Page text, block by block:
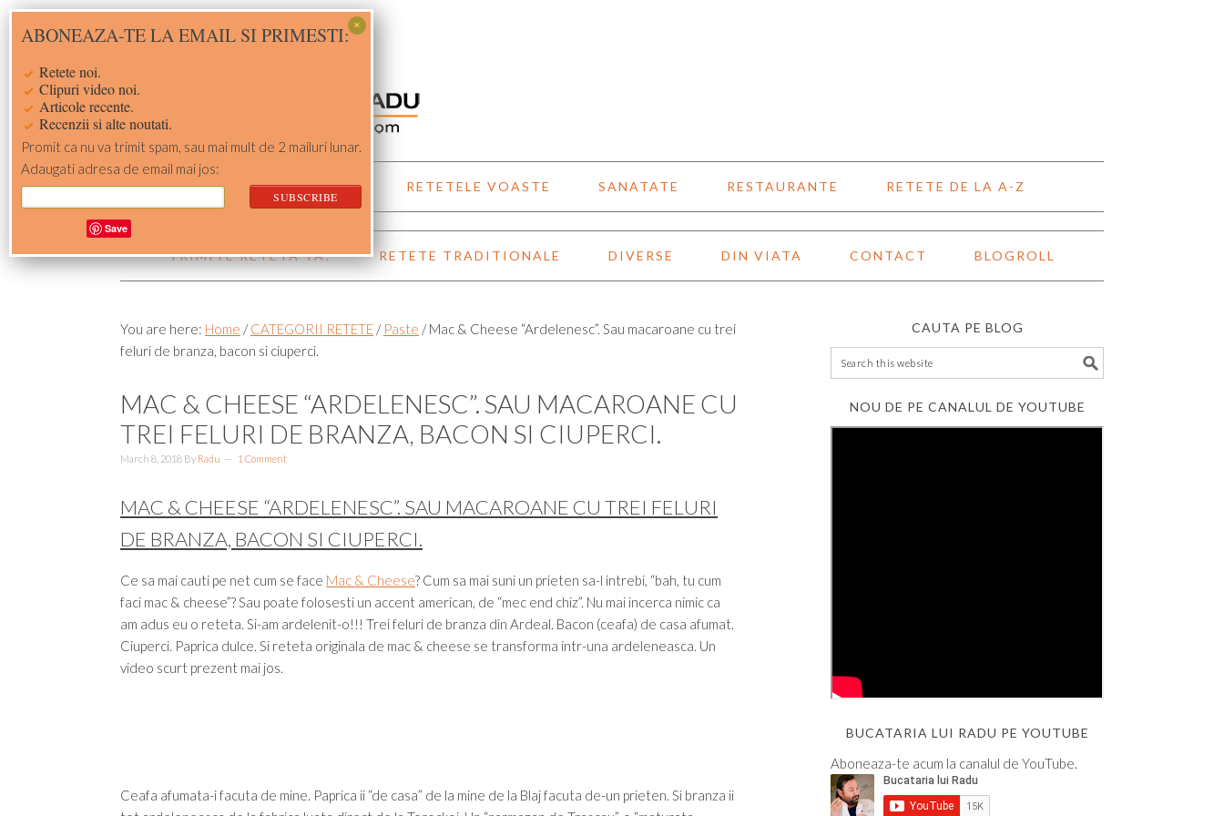
Skip
to
Skip
to
Skip
to
Skip
to
ACASA RETETE RETETELE VOASTE SANATATE RESTAURANTE RETETE DE LA A-Z
TRIMITE RETETA TA! RETETE TRADITIONALE DIVERSE DIN VIATA CONTACT BLOGROLL
You are here: Home / CATEGORII RETETE / Paste /Mac & Cheese “Ardelenesc”. Sau macaroane cu trei
feluri de branza, bacon si ciuperci.
MAC & CHEESE “ARDELENESC”. SAU MACAROANE CU
TREI FELURI DE BRANZA, BACON SI CIUPERCI.
March 8, 2018 By Radu 1 Comment
MAC & CHEESE “ARDELENESC”. SAU MACAROANE CU TREI FELURI
DE BRANZA, BACON SI CIUPERCI.
Ce sa mai cauti pe net cum se face Mac & Cheese? Cum sa mai suni un prieten sa-l intrebi, “bah, tu cum
faci mac & cheese”? Sau poate folosesti un accent american, de “mec end chiz”. Nu mai incerca nimic ca
am adus eu o reteta. Si-am ardelenit-o!!! Trei feluri de branza din Ardeal. Bacon (ceafa) de casa afumat.
Ciuperci. Paprica dulce. Si reteta originala de mac & cheese se transforma intr-una ardeleneasca. Un
video scurt prezent mai jos.
Ceafa afumata-i facuta de mine. Paprica ii “de casa” de la mine de la Blaj facuta de-un prieten. Si branza ii
CAUTA PE BLOG
NOU DE PE CANALUL DE YOUTUBE
BUCATARIA LUI RADU PE YOUTUBE
Aboneaza-te acum la canalul de YouTube.
ABONEAZA-TE LA EMAIL SI PRIMESTI:
Retete noi.
Clipuri video noi.
Articole recente.
Recenzii si alte noutati.
Promit ca nu va trimit spam, sau mai mult de 2 mailuri lunar.
Adaugati adresa de email mai jos:
Save